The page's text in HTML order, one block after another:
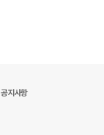
공지사항